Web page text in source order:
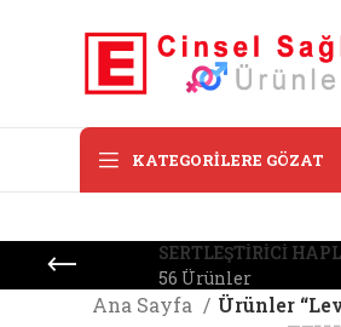
KATEGORILERE GÖZAT
SERTLEŞTIRICI
56 Ürünler
Ana Sayfa
Ürünler